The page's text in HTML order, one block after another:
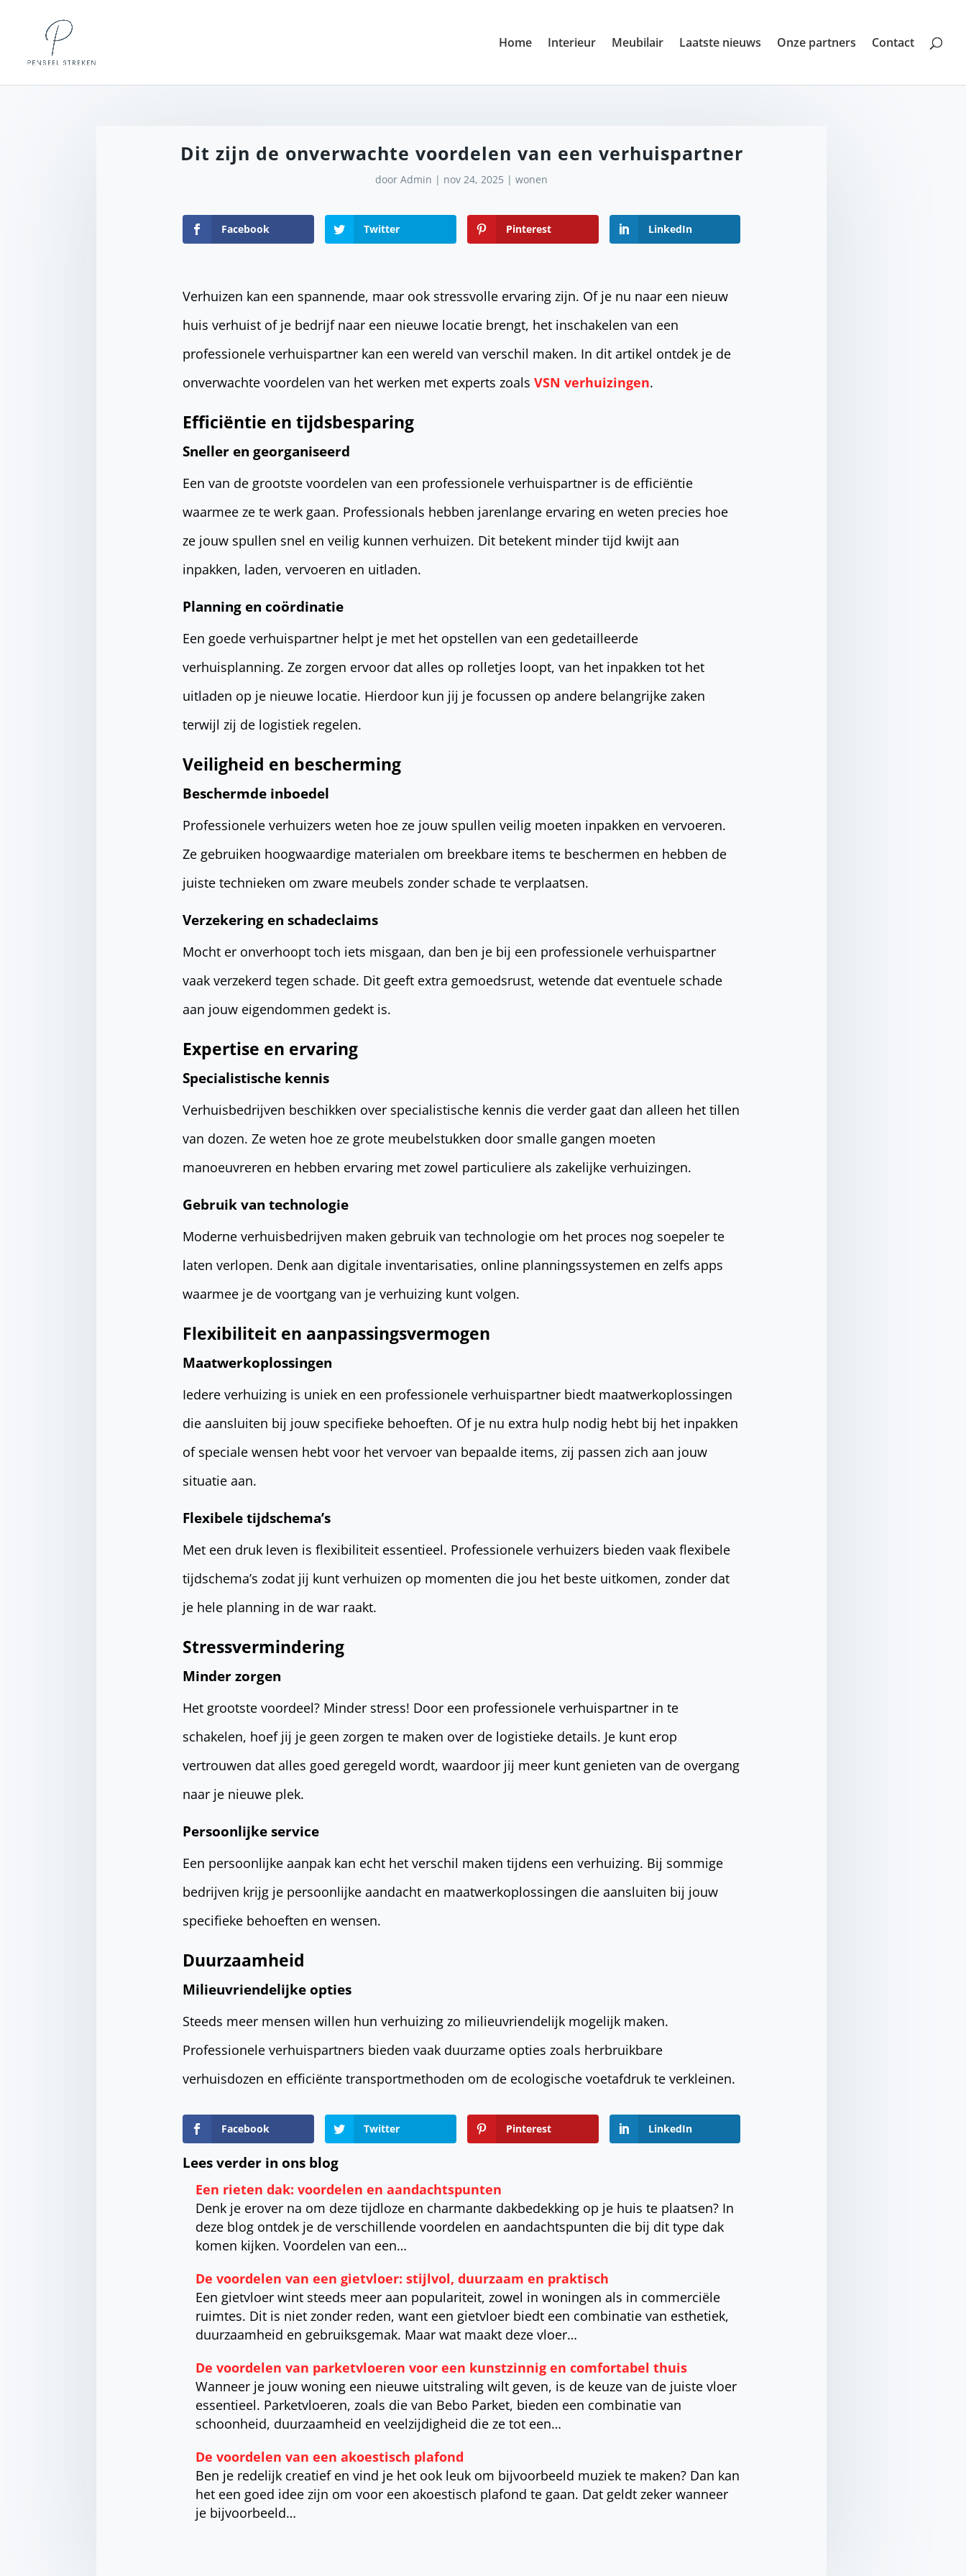
Home Interieur Meubilair Laatste nieuws Onze partners Contact
Dit zijn de onverwachte voordelen van een verhuispartner
doorAdmin | nov 24, 2025 |wonen
Facebook Twitter Pinterest LinkedIn
Verhuizen kan een spannende, maar ook stressvolle ervaring zijn. Of je nu naar een nieuw
huis verhuist of je bedrijf naar een nieuwe locatie brengt, het inschakelen van een
professionele verhuispartner kan een wereld van verschil maken. In dit artikel ontdek je de
onverwachte voordelen van het werken met experts zoalsVSN verhuizingen.
Efficiëntie en tijdsbesparing
Sneller en georganiseerd
Een van de grootste voordelen van een professionele verhuispartner is de efficiëntie
waarmee ze te werk gaan. Professionals hebben jarenlange ervaring en weten precies hoe
ze jouw spullen snel en veilig kunnen verhuizen. Dit betekent minder tijd kwijt aan
inpakken, laden, vervoeren en uitladen.
Planning en coördinatie
Een goede verhuispartner helpt je met het opstellen van een gedetailleerde
verhuisplanning. Ze zorgen ervoor dat alles op rolletjes loopt, van het inpakken tot het
uitladen op je nieuwe locatie. Hierdoor kun jij je focussen op andere belangrijke zaken
terwijl zij de logistiek regelen.
Veiligheid en bescherming
Beschermde inboedel
Professionele verhuizers weten hoe ze jouw spullen veilig moeten inpakken en vervoeren.
Ze gebruiken hoogwaardige materialen om breekbare items te beschermen en hebben de
juiste technieken om zware meubels zonder schade te verplaatsen.
Verzekering en schadeclaims
Mocht er onverhoopt toch iets misgaan, dan ben je bij een professionele verhuispartner
vaak verzekerd tegen schade. Dit geeft extra gemoedsrust, wetende dat eventuele schade
aan jouw eigendommen gedekt is.
Expertise en ervaring
Specialistische kennis
Verhuisbedrijven beschikken over specialistische kennis die verder gaat dan alleen het tillen
van dozen. Ze weten hoe ze grote meubelstukken door smalle gangen moeten
manoeuvreren en hebben ervaring met zowel particuliere als zakelijke verhuizingen.
Gebruik van technologie
Moderne verhuisbedrijven maken gebruik van technologie om het proces nog soepeler te
laten verlopen. Denk aan digitale inventarisaties, online planningssystemen en zelfs apps
waarmee je de voortgang van je verhuizing kunt volgen.
Flexibiliteit en aanpassingsvermogen
Maatwerkoplossingen
Iedere verhuizing is uniek en een professionele verhuispartner biedt maatwerkoplossingen
die aansluiten bij jouw specifieke behoeften. Of je nu extra hulp nodig hebt bij het inpakken
of speciale wensen hebt voor het vervoer van bepaalde items, zij passen zich aan jouw
situatie aan.
Flexibele tijdschema’s
Met een druk leven is flexibiliteit essentieel. Professionele verhuizers bieden vaak flexibele
tijdschema’s zodat jij kunt verhuizen op momenten die jou het beste uitkomen, zonder dat
je hele planning in de war raakt.
Stressvermindering
Minder zorgen
Het grootste voordeel? Minder stress! Door een professionele verhuispartner in te
schakelen, hoef jij je geen zorgen te maken over de logistieke details. Je kunt erop
vertrouwen dat alles goed geregeld wordt, waardoor jij meer kunt genieten van de overgang
naar je nieuwe plek.
Persoonlijke service
Een persoonlijke aanpak kan echt het verschil maken tijdens een verhuizing. Bij sommige
bedrijven krijg je persoonlijke aandacht en maatwerkoplossingen die aansluiten bij jouw
specifieke behoeften en wensen.
Duurzaamheid
Milieuvriendelijke opties
Steeds meer mensen willen hun verhuizing zo milieuvriendelijk mogelijk maken.
Professionele verhuispartners bieden vaak duurzame opties zoals herbruikbare
verhuisdozen en efficiënte transportmethoden om de ecologische voetafdruk te verkleinen.
Facebook Twitter Pinterest LinkedIn
Lees verder in ons blog
Een rieten dak: voordelen en aandachtspunten
Denk je erover na om deze tijdloze en charmante dakbedekking op je huis te plaatsen? In
deze blog ontdek je de verschillende voordelen en aandachtspunten die bij dit type dak
komen kijken. Voordelen van een…
De voordelen van een gietvloer: stijlvol, duurzaam en praktisch
Een gietvloer wint steeds meer aan populariteit, zowel in woningen als in commerciële
ruimtes. Dit is niet zonder reden, want een gietvloer biedt een combinatie van esthetiek,
duurzaamheid en gebruiksgemak. Maar wat maakt deze vloer…
De voordelen van parketvloeren voor een kunstzinnig en comfortabel thuis
Wanneer je jouw woning een nieuwe uitstraling wilt geven, is de keuze van de juiste vloer
essentieel. Parketvloeren, zoals die van Bebo Parket, bieden een combinatie van
schoonheid, duurzaamheid en veelzijdigheid die ze tot een…
De voordelen van een akoestisch plafond
Ben je redelijk creatief en vind je het ook leuk om bijvoorbeeld muziek te maken? Dan kan
het een goed idee zijn om voor een akoestisch plafond te gaan. Dat geldt zeker wanneer
je bijvoorbeeld…